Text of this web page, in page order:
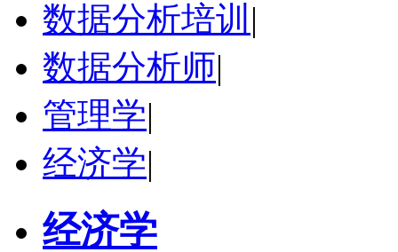
立即咨询
数据分析培训 |
数据分析师|
管理学|
经济学|
经济学